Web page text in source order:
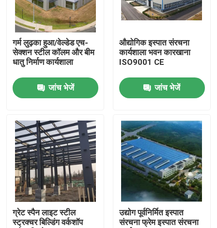
वीडियो
हमारे बारे में
कारखाना भ्रमण
गुणवत्ता नियंत्रण
एक उद्धरण का अनुरोध करें
इस्पात संरचना गोदाम
इस्पात संरचना कार्यशाला
हल्के इस्पात संरचना
गर्म लुढ़का हुआ/वेल्डेड एच-
सेक्शन स्टील कॉलम और बीम
धातु निर्माण कार्यशाला
जांच भेजें
औद्योगिक इस्पात संरचना
कार्यशाला भवन कारखाना
ISO9001 CE
जांच भेजें
ग्रेट स्पैन लाइट स्टील
स्ट्रक्चर बिल्डिंग वर्कशॉप
उद्योग पूर्वनिर्मित इस्पात
संरचना फ्रेम इस्पात संरचना